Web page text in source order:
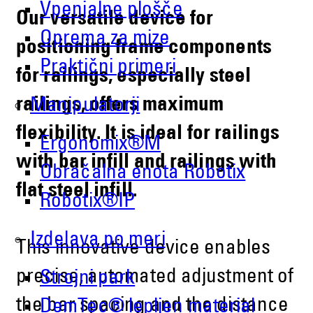
Vpenjalne plošče
Oprema za mize
Praktični primeri
Manipulatorji
Ergonomix®M
Obračalna enota Robotix
Robotix®IP
Izdelava po meri
Strojni park
DemTec® lepljen material
Our versatile device for
positioning frame components
for railings, especially steel
railings, offers maximum
flexibility. It is ideal for railings
with bar infill and railings with
flat steel infill.
This innovative device enables
precise, automated adjustment of
the bar spacing and the distance